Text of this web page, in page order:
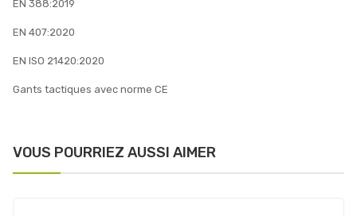
EN 388:2019
EN 407:2020
EN ISO 21420:2020
Gants tactiques avec norme CE
VOUS POURRIEZ AUSSI AIMER